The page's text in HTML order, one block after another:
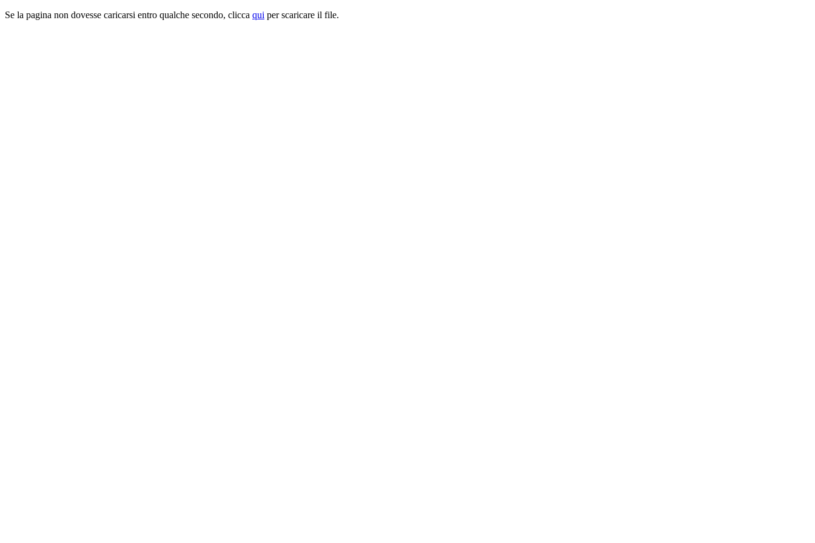
Se la pagina non dovesse caricarsi entro qualche secondo, clicca qui per scaricare il file.